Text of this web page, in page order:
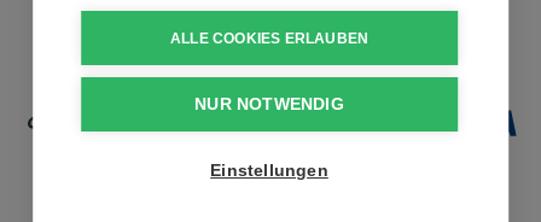
ALLE COOKIES ERLAUBEN
NUR NOTWENDIG
Einstellungen